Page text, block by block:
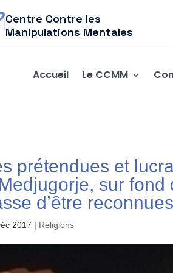
Centre Contre les
Manipulations Mentales
Accueil Le CCMM
prétendues et
sur fond
d’être
2017 | Religions